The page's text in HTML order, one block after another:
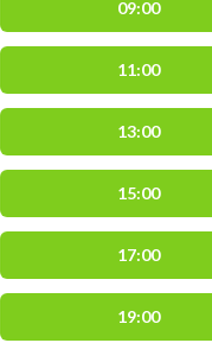
Indsættes på MobilePay
09:00
11:00
13:00
15:00
17:00
19:00